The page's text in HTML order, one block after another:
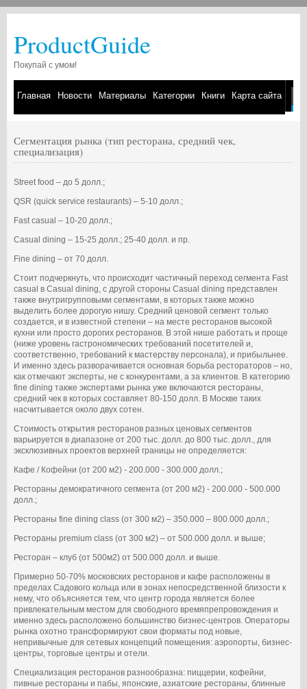
ProductGuide
Покупай с умом!
Главная Новости Материалы Категории Книги Карта сайта
Сегментация рынка (тип ресторана, средний чек,
специализация)
Street food – до 5 долл.;
QSR (quick service restaurants) – 5-10 долл.;
Fast casual – 10-20 долл.;
Casual dining – 15-25 долл.; 25-40 долл. и пр.
Fine dining – от 70 долл.
Стоит подчеркнуть, что происходит частичный переход сегмента Fast
casual в Casual dining, с другой стороны Casual dining представлен
также внутригрупповыми сегментами, в которых также можно
выделить более дорогую нишу. Средний ценовой сегмент только
создается, и в известной степени – на месте ресторанов высокой
кухни или просто дорогих ресторанов. В этой нише работать и проще
(ниже уровень гастрономических требований посетителей и,
соответственно, требований к мастерству персонала), и прибыльнее.
И именно здесь разворачивается основная борьба рестораторов – но,
как отмечают эксперты, не с конкурентами, а за клиентов. В категорию
fine dining также экспертами рынка уже включаются рестораны,
средний чек в которых составляет 80-150 долл. В Москве таких
насчитывается около двух сотен.
Стоимость открытия ресторанов разных ценовых сегментов
варьируется в диапазоне от 200 тыс. долл. до 800 тыс. долл., для
эксклюзивных проектов верхней границы не определяется:
Кафе / Кофейни (от 200 м2) - 200.000 - 300.000 долл.;
Рестораны демократичного сегмента (от 200 м2) - 200.000 - 500.000
долл.;
Рестораны fine dining class (от 300 м2) – 350.000 – 800.000 долл.;
Рестораны premium class (от 300 м2) – от 500.000 долл. и выше;
Ресторан – клуб (от 500м2) от 500.000 долл. и выше.
Примерно 50-70% московских ресторанов и кафе расположены в
пределах Садового кольца или в зонах непосредственной близости к
нему, что объясняется тем, что центр города является более
привлекательным местом для свободного времяпрепровождения и
именно здесь расположено большинство бизнес-центров. Операторы
рынка охотно трансформируют свои форматы под новые,
непривычные для сетевых концепций помещения: аэропорты, бизнес-
центры, торговые центры и отели.
Специализация ресторанов разнообразна: пиццерии, кофейни,
пивные рестораны и пабы, японские, азиатские рестораны, блинные